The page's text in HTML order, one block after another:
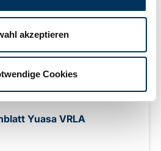
akzeptieren
Cookies
Yuasa VRLA